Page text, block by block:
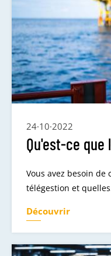
24·10·2022
Qu'est-ce que
Vous avez besoin
télégestion et
Découvrir